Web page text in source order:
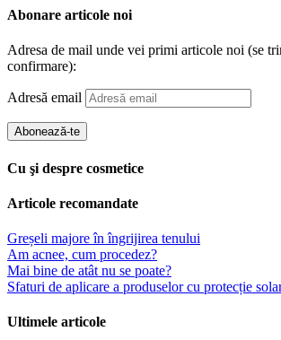
Abonare articole noi
Adresa de mail unde vei primi articole noi (se
confirmare):
Adresă email
Abonează-te
Cu şi despre cosmetice
Articole recomandate
Greșeli majore în îngrijirea tenului
Am acnee, cum procedez?
Mai bine de atât nu se poate?
Sfaturi de aplicare a produselor cu protecție
Ultimele articole